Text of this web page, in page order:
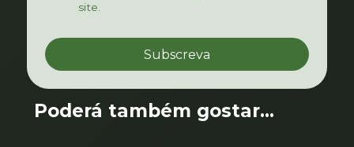
site.
Poderá também gostar...